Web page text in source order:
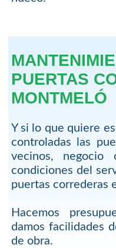
PUERTAS
MONTMELÓ
Y si lo que quiere
controladas las
vecinos, negocio
condiciones del
puertas correderas
Hacemos
damos facilidades
de obra.